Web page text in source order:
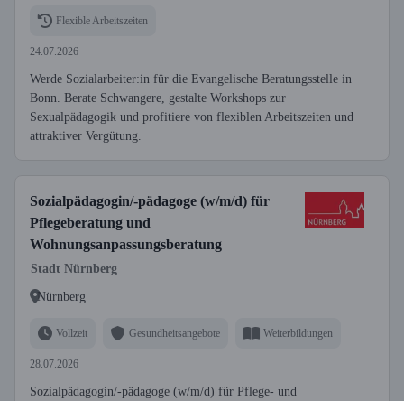
Flexible Arbeitszeiten
24.07.2026
Werde Sozialarbeiter:in für die Evangelische Beratungsstelle in
Bonn. Berate Schwangere, gestalte Workshops zur
Sexualpädagogik und profitiere von flexiblen Arbeitszeiten und
attraktiver Vergütung.
Sozialpädagogin/-pädagoge (w/m/d) für
Pflegeberatung und
Wohnungsanpassungsberatung
Stadt Nürnberg
Nürnberg
Vollzeit Gesundheitsangebote Weiterbildungen
28.07.2026
Sozialpädagogin/-pädagoge (w/m/d) für Pflege- und